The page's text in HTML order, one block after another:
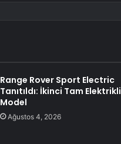
Range Rover Sport Electric
Tanıtıldı: İkinci Tam Elektrikli
Model
Ağustos 4, 2026